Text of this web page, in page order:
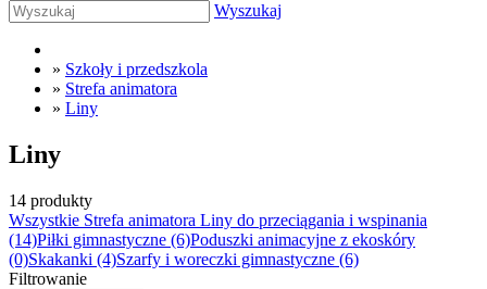
Wyszukaj
» Szkoły i przedszkola
» Strefa animatora
» Liny
Liny
14 produkty
Wszystkie Strefa animatora Liny do przeciągania i wspinania
(14)Piłki gimnastyczne (6)Poduszki animacyjne z ekoskóry
(0)Skakanki (4)Szarfy i woreczki gimnastyczne (6)
Filtrowanie